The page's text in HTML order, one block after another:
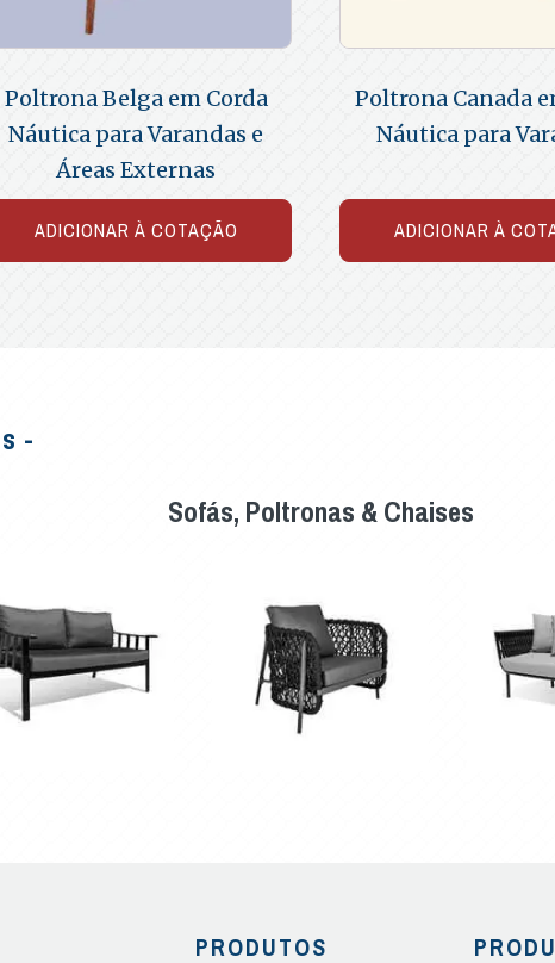
Poltrona Belga em Corda
Náutica para Varandas e
Áreas Externas
ADICIONAR À COTAÇÃO
Poltrona Canada
Náutica para
ADICIONAR À
-
Sofás, Poltronas & Chaises
PRODUTOS